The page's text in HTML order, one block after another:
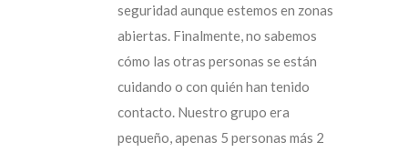
seguridad aunque estemos en zonas
abiertas. Finalmente, no sabemos
cómo las otras personas se están
cuidando o con quién han tenido
contacto. Nuestro grupo era
pequeño, apenas 5 personas más 2